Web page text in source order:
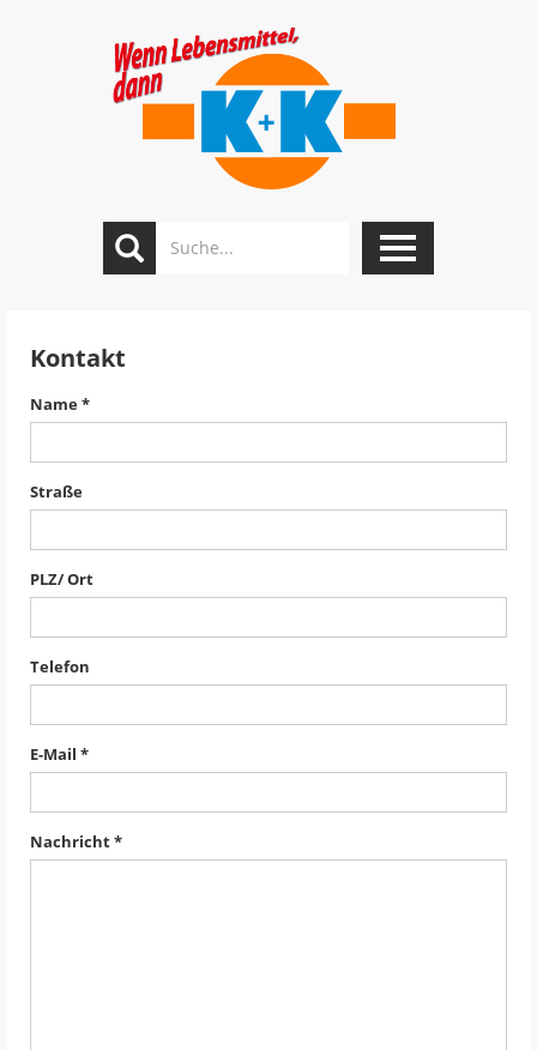
Toggle
navigation
Kontakt
Name *
Straße
PLZ/ Ort
Telefon
E-Mail *
Nachricht *